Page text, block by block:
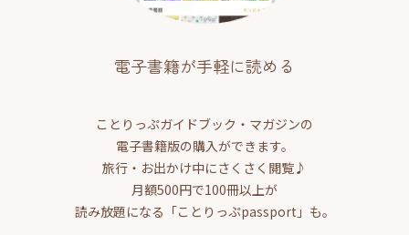
電子書籍が手軽に読める
ことりっぷガイドブック・マガジンの
電子書籍版の購入ができます。
旅行・お出かけ中にさくさく閲覧♪
月額500円で100冊以上が
読み放題になる「ことりっぷpassport」も。